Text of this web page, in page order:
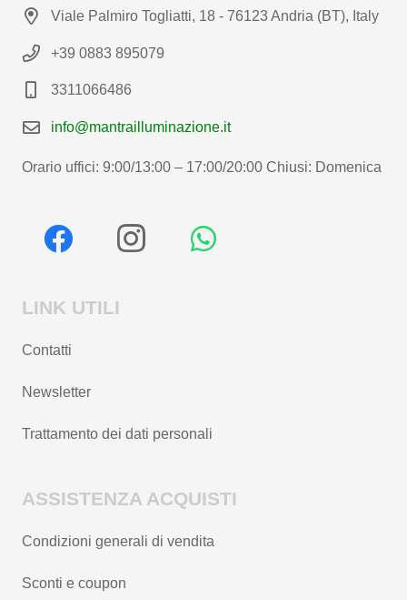
Viale Palmiro Togliatti, 18 - 76123 Andria (BT), Italy
+39 0883 895079
3311066486
info@mantrailluminazione.it
Orario uffici: 9:00/13:00 – 17:00/20:00 Chiusi: Domenica
LINK UTILI
Contatti
Newsletter
Trattamento dei dati personali
ASSISTENZA ACQUISTI
Condizioni generali di vendita
Sconti e coupon